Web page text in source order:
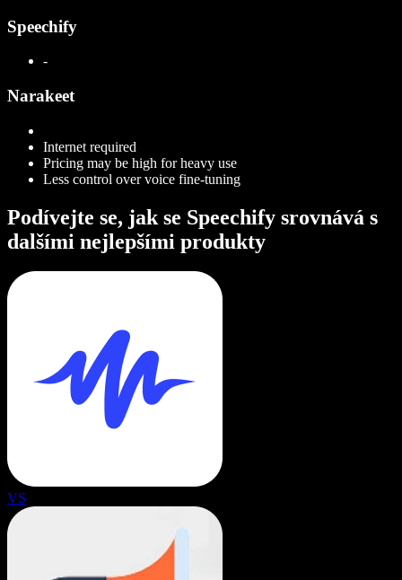
Speechify
-
Narakeet
Internet required
Pricing may be high for heavy use
Less control over voice fine-tuning
Podívejte se, jak se Speechify srovnává s
dalšími nejlepšími produkty
VS